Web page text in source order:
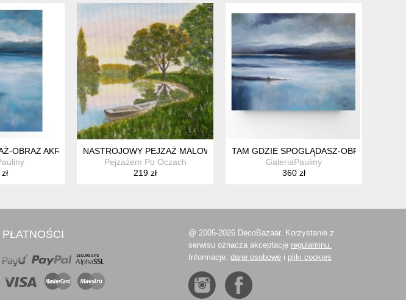
OBRAZ AKRYLOWY 40/30 CMNASTROJOWY PEJZAŻ MALOWANY NA PŁÓTNIE - "CICHA PRZYSTAŃ"
Pejzażem Po Oczach
219 zł
TAM GDZIE SPOGLĄDASZ-OBRAZ
GaleriaPauliny
360 zł
PŁATNOŚCI
@ 2005-2026 DecoBazaar. Korzystanie z
serwisu oznacza akceptację regulaminu.
Informacje: dane osobowe i pliki cookies